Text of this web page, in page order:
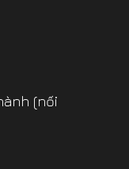
(nối